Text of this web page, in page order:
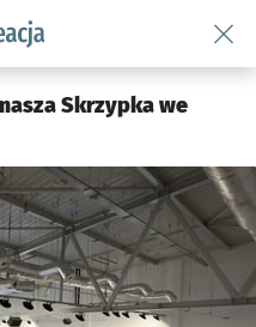
podserwis: Sport i rekreacja
Skrzypka we